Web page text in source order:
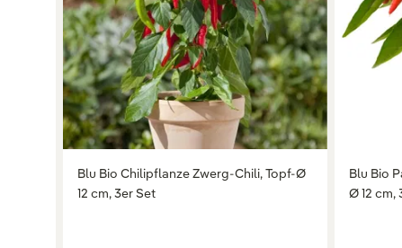
Blu Bio Chilipflanze Zwerg-Chili, Topf-Ø
12 cm, 3er Set
Blu Bio
Ø 12 cm,